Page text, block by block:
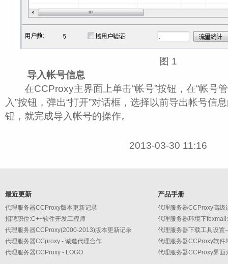
图 1
导入帐号信息
在CCProxy主界面上单击“帐号”按钮，在“帐号管
入”按钮，弹出“打开”对话框，选择以前导出帐号信
钮，就完成导入帐号的操作。
2013-03-30 11:16
最近更新
代理服务器CCProxy版本更新记录
招聘职位:C++软件开发工程师
代理服务器CCProxy(2000-2013)版本更新记录
代理服务器CCproxy - 诚邀代理合作
代理服务器CCProxy - LOGO
产品手册
代理服务器环境下
代理服务器CCProxy软件
代理服务器CCProxy界面